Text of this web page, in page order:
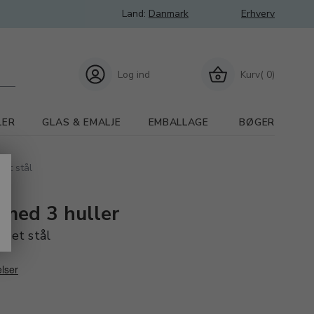
Land: Danmark Erhverv
Kurv( 0)
Log ind
GLAS & EMALJE EMBALLAGE BØGER
stål
3 huller
stål